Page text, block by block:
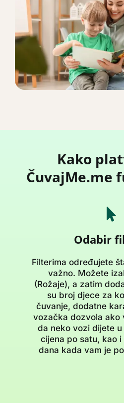
Kako
ČuvajMe.me
Odabir
Filterima određujete
važno. Možete
(Rožaje), a zatim
su broj djece za
čuvanje, dodatne
vozačka dozvola ako
da neko vozi dijete
cijena po satu, kao
dana kada vam je